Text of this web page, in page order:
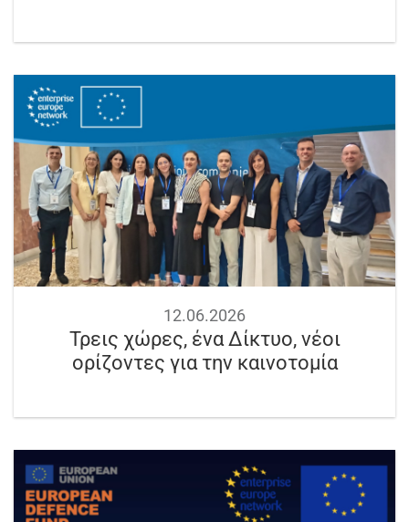
12.06.2026
Τρεις χώρες, ένα Δίκτυο, νέοι
ορίζοντες για την καινοτομία